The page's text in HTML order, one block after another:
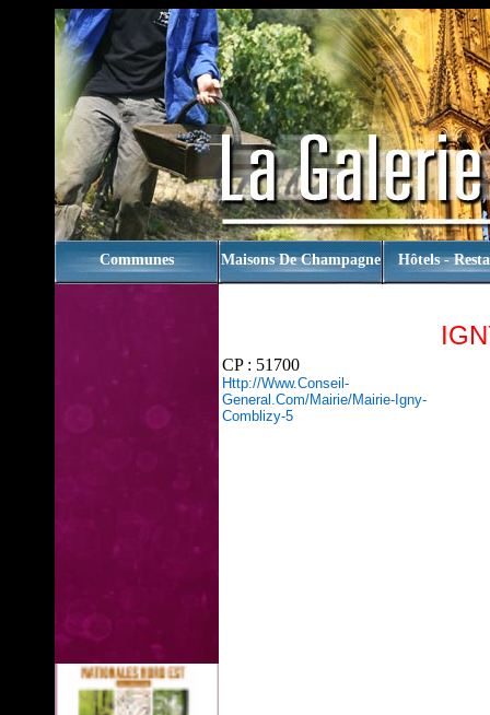
Communes Maisons De Champagne Hôtels -
CP : 51700
Http://www.conseil-
General.com/mairie/mairie-Igny-
Comblizy-5